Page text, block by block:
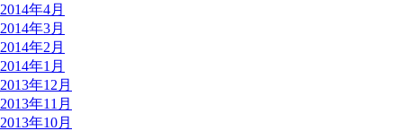
2014年4月
2014年3月
2014年2月
2014年1月
2013年12月
2013年11月
2013年10月